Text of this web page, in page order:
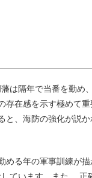
は隔年で当番を勤め
在感を示す極めて
と、海防の強化が説
る年の軍事訓練が